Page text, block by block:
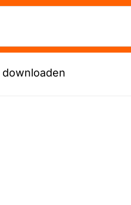
downloaden